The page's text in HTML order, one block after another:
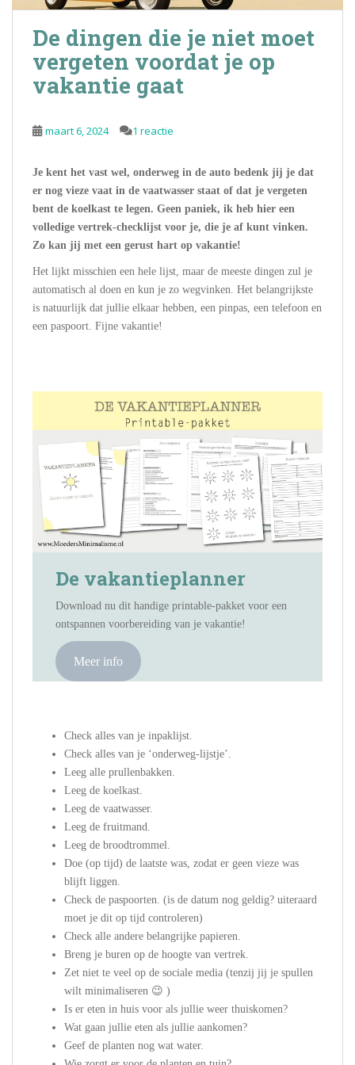
De dingen die je niet moet
vergeten voordat je op
vakantie gaat
maart 6, 2024 1 reactie
Je kent het vast wel, onderweg in de auto bedenk jij je dat
er nog vieze vaat in de vaatwasser staat of dat je vergeten
bent de koelkast te legen. Geen paniek, ik heb hier een
volledige vertrek-checklijst voor je, die je af kunt vinken.
Zo kan jij met een gerust hart op vakantie!
Het lijkt misschien een hele lijst, maar de meeste dingen zul je
automatisch al doen en kun je zo wegvinken. Het belangrijkste
is natuurlijk dat jullie elkaar hebben, een pinpas, een telefoon en
een paspoort. Fijne vakantie!
De vakantieplanner
Download nu dit handige printable-pakket voor een
ontspannen voorbereiding van je vakantie!
Meer info
Check alles van je inpaklijst.
Check alles van je ‘onderweg-lijstje’.
Leeg alle prullenbakken.
Leeg de koelkast.
Leeg de vaatwasser.
Leeg de fruitmand.
Leeg de broodtrommel.
Doe (op tijd) de laatste was, zodat er geen vieze was
blijft liggen.
Check de paspoorten. (is de datum nog geldig? uiteraard
moet je dit op tijd controleren)
Check alle andere belangrijke papieren.
Breng je buren op de hoogte van vertrek.
Zet niet te veel op de sociale media (tenzij jij je spullen
wilt minimaliseren 😉 )
Is er eten in huis voor als jullie weer thuiskomen?
Wat gaan jullie eten als jullie aankomen?
Geef de planten nog wat water.